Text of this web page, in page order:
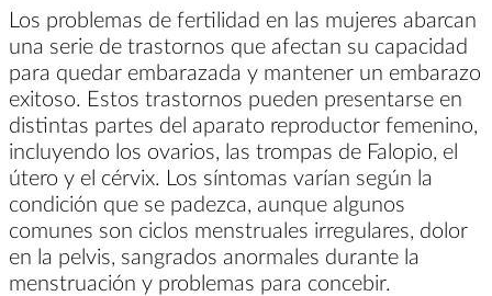
Los problemas de fertilidad en las mujeres abarcan
una serie de trastornos que afectan su capacidad
para quedar embarazada y mantener un embarazo
exitoso. Estos trastornos pueden presentarse en
distintas partes del aparato reproductor femenino,
incluyendo los ovarios, las trompas de Falopio, el
útero y el cérvix. Los síntomas varían según la
condición que se padezca, aunque algunos
comunes son ciclos menstruales irregulares, dolor
en la pelvis, sangrados anormales durante la
menstruación y problemas para concebir.